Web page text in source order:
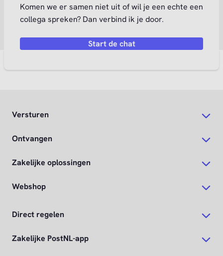
Komen we er samen niet uit of wil je een echte een
collega spreken? Dan verbind ik je door.
Start de chat
Versturen
Ontvangen
Zakelijke oplossingen
Webshop
Direct regelen
Zakelijke PostNL-app